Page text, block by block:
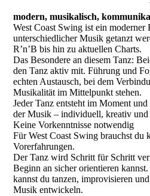
modern, musikalisch,
West Coast Swing ist ein moderner
unterschiedlicher Musik getanzt
R’n’B bis hin zu aktuellen Charts.
Das Besondere an diesem Tanz:
den Tanz aktiv mit. Führung und
echten Austausch, bei dem
Musikalität im Mittelpunkt stehen.
Jeder Tanz entsteht im Moment
der Musik – individuell, kreativ und
Keine Vorkenntnisse notwendig
Für West Coast Swing brauchst du
Vorerfahrungen.
Der Tanz wird Schritt für Schritt
Beginn an sicher orientieren
kannst du tanzen, improvisieren
Musik entwickeln.